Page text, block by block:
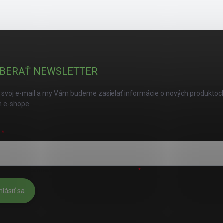
NEWSLETTER
svoj e-mail a my Vám budeme zasielať informácie o nových
e-shope.
sa